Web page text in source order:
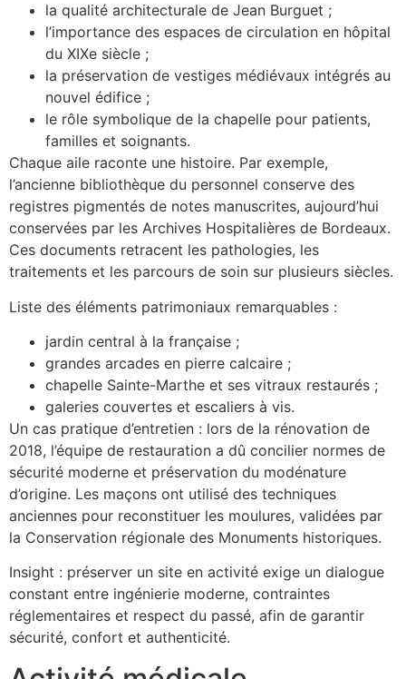
la qualité architecturale de Jean Burguet ;
l’importance des espaces de circulation en hôpital
du XIXe siècle ;
la préservation de vestiges médiévaux intégrés au
nouvel édifice ;
le rôle symbolique de la chapelle pour patients,
familles et soignants.
Chaque aile raconte une histoire. Par exemple,
l’ancienne bibliothèque du personnel conserve des
registres pigmentés de notes manuscrites, aujourd’hui
conservées par les Archives Hospitalières de Bordeaux.
Ces documents retracent les pathologies, les
traitements et les parcours de soin sur plusieurs siècles.
Liste des éléments patrimoniaux remarquables :
jardin central à la française ;
grandes arcades en pierre calcaire ;
chapelle Sainte-Marthe et ses vitraux restaurés ;
galeries couvertes et escaliers à vis.
Un cas pratique d’entretien : lors de la rénovation de
2018, l’équipe de restauration a dû concilier normes de
sécurité moderne et préservation du modénature
d’origine. Les maçons ont utilisé des techniques
anciennes pour reconstituer les moulures, validées par
la Conservation régionale des Monuments historiques.
Insight : préserver un site en activité exige un dialogue
constant entre ingénierie moderne, contraintes
réglementaires et respect du passé, afin de garantir
sécurité, confort et authenticité.